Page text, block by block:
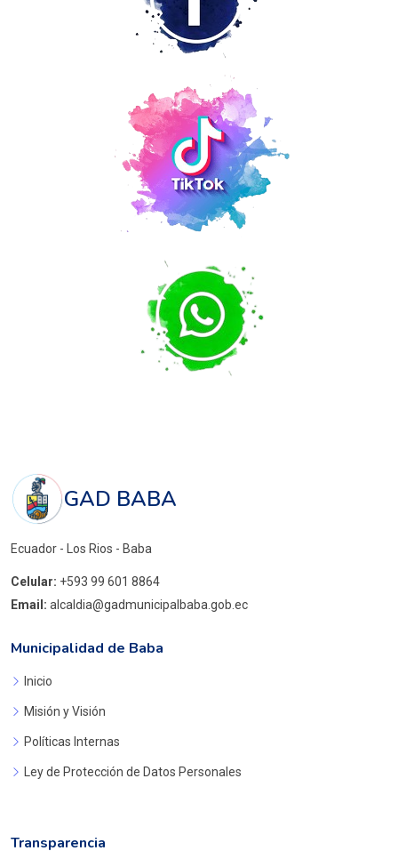
GAD BABA
Ecuador - Los Rios - Baba
Celular: +593 99 601 8864
Email: alcaldia@gadmunicipalbaba.gob.ec
Municipalidad de Baba
Inicio
Misión y Visión
Políticas Internas
Ley de Protección de Datos Personales
Transparencia